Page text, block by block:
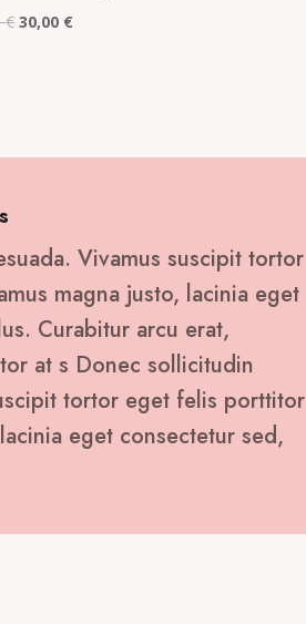
€Original
30,00 €
Vivamus suscipit tortor
magna justo, lacinia eget
Curabitur arcu erat,
at s Donec sollicitudin
tortor eget felis porttitor
eget consectetur sed,